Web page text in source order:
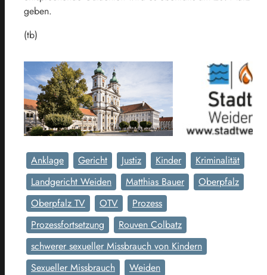
geben.
(tb)
Anklage Gericht Justiz Kinder
Kriminalität
Landgericht Weiden
Matthias Bauer
Oberpfalz
Oberpfalz TV
OTV
Prozess
Prozessfortsetzung
Rouven Colbatz
schwerer sexueller Missbrauch von Kindern
Sexueller Missbrauch
Weiden